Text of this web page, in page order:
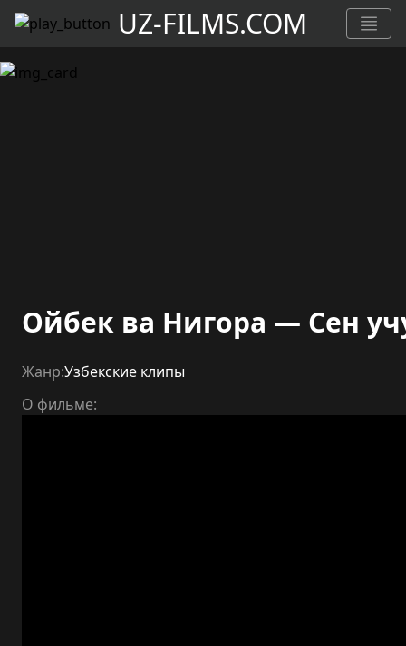
UZ-FILMS.COM
Ойбек ва Нигора — Сен
Жанр:Узбекские клипы
О фильме: